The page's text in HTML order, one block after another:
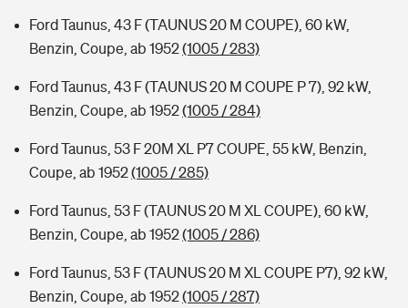
Ford Taunus, 43 F (TAUNUS 20 M COUPE), 60 kW,
Benzin, Coupe, ab 1952(1005 / 283)
Ford Taunus, 43 F (TAUNUS 20 M COUPE P 7), 92 kW,
Benzin, Coupe, ab 1952(1005 / 284)
Ford Taunus, 53 F 20M XL P7 COUPE, 55 kW, Benzin,
Coupe, ab 1952(1005 / 285)
Ford Taunus, 53 F (TAUNUS 20 M XL COUPE), 60 kW,
Benzin, Coupe, ab 1952(1005 / 286)
Ford Taunus, 53 F (TAUNUS 20 M XL COUPE P7), 92 kW,
Benzin, Coupe, ab 1952(1005 / 287)